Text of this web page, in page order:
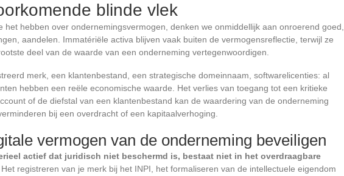
blinde vlek
het hebben over ondernemingsvermogen, denken we onmiddellijk aan onroerend goed,
aandelen. Immatériële activa blijven vaak buiten de vermogensreflectie, terwijl ze
deel van de waarde van een onderneming vertegenwoordigen.
merk, een klantenbestand, een strategische domeinnaam, softwarelicenties: al
hebben een reële economische waarde. Het verlies van toegang tot een kritieke
of de diefstal van een klantenbestand kan de waardering van de onderneming
bij een overdracht of een kapitaalverhoging.
vermogen van de onderneming beveiligen
actief dat juridisch niet beschermd is, bestaat niet in het overdraagbare
Het registreren van je merk bij het INPI, het formaliseren van de intellectuele eigendom